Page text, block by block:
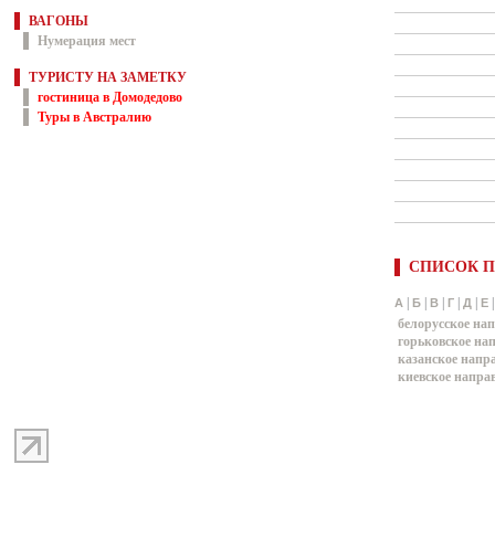
ВАГОНЫ
Нумерация мест
ТУРИСТУ НА ЗАМЕТКУ
гостиница в Домодедово
Туры в Австралию
СПИСОК
А Б В Г Д Е
белорусское
горьковское
казанское
киевское